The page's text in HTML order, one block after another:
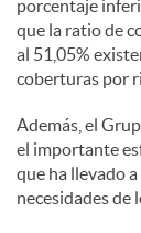
porcentaje
que la ratio de
al 51,05%
coberturas por
Además, el
el importante
que ha llevado
necesidades de